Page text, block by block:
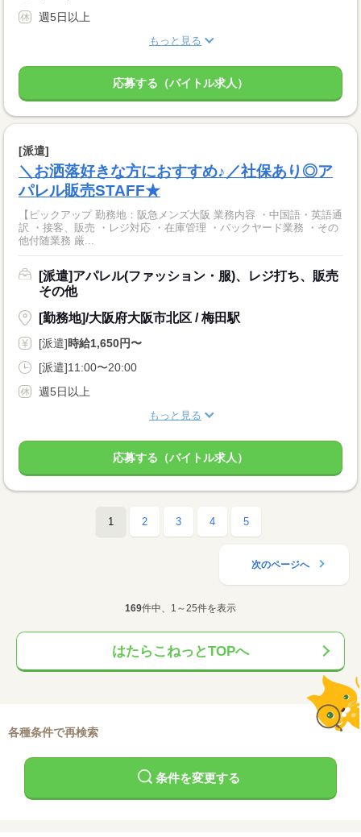
週5日以上
もっと見る
応募する（バイトル求人）
[派遣]
＼お洒落好きな方におすすめ♪／社保あり◎ア
パレル販売STAFF★
【ピックアップ 勤務地：阪急メンズ大阪 業務内容 ・中国語・英語通
訳 ・接客、販売 ・レジ対応 ・在庫管理 ・バックヤード業務 ・その
他付随業務 厳...
[派遣]アパレル(ファッション・服)、レジ打ち、販売
その他
[勤務地]/大阪府大阪市北区 / 梅田駅
[派遣]時給1,650円〜
[派遣]11:00〜20:00
週5日以上
もっと見る
応募する（バイトル求人）
1 2 3 4 5
次のページへ
169件中、1～25件を表示
はたらこねっとTOPへ
各種条件で再検索
条件を変更する